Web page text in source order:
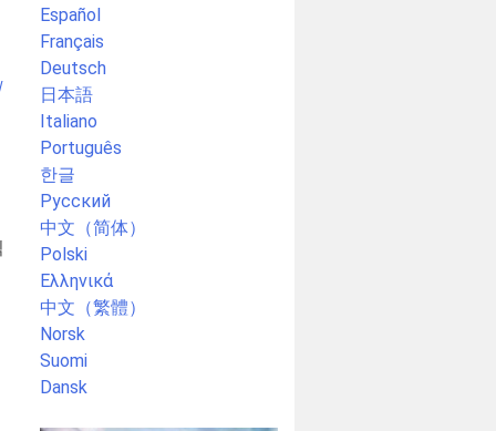
Español
Français
Deutsch
日本語
Italiano
Português
한글
Русский
中文（简体）
Polski
Ελληνικά
中文（繁體）
Norsk
Suomi
Dansk